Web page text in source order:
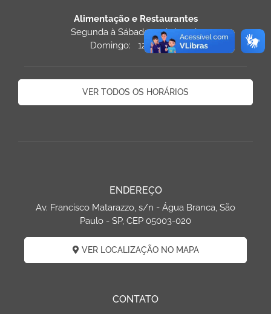
Alimentação e Restaurantes
Segunda à Sábado: 11h às 22h
Domingo: 12h às 22h
VER TODOS OS HORÁRIOS
ENDEREÇO
Av. Francisco Matarazzo, s/n - Água Branca, São
Paulo - SP, CEP 05003-020
VER LOCALIZAÇÃO NO MAPA
CONTATO